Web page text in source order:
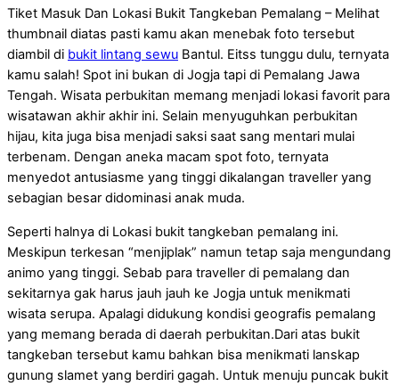
Tiket Masuk Dan Lokasi Bukit Tangkeban Pemalang – Melihat
thumbnail diatas pasti kamu akan menebak foto tersebut
diambil di bukit lintang sewu Bantul. Eitss tunggu dulu, ternyata
kamu salah! Spot ini bukan di Jogja tapi di Pemalang Jawa
Tengah. Wisata perbukitan memang menjadi lokasi favorit para
wisatawan akhir akhir ini. Selain menyuguhkan perbukitan
hijau, kita juga bisa menjadi saksi saat sang mentari mulai
terbenam. Dengan aneka macam spot foto, ternyata
menyedot antusiasme yang tinggi dikalangan traveller yang
sebagian besar didominasi anak muda.
Seperti halnya di Lokasi bukit tangkeban pemalang ini.
Meskipun terkesan “menjiplak” namun tetap saja mengundang
animo yang tinggi. Sebab para traveller di pemalang dan
sekitarnya gak harus jauh jauh ke Jogja untuk menikmati
wisata serupa. Apalagi didukung kondisi geografis pemalang
yang memang berada di daerah perbukitan.Dari atas bukit
tangkeban tersebut kamu bahkan bisa menikmati lanskap
gunung slamet yang berdiri gagah. Untuk menuju puncak bukit